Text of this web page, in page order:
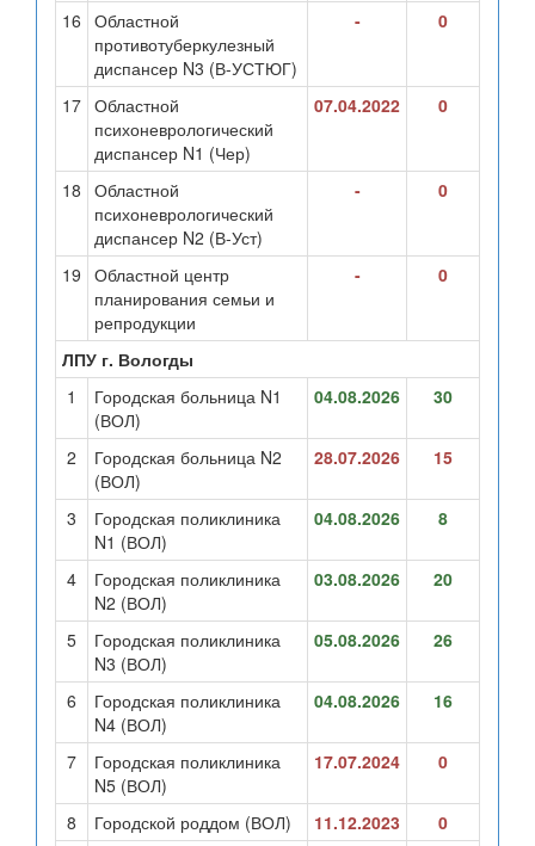
16 Областной
противотуберкулезный
диспансер N3 (В-УСТЮГ)
- 0
17 Областной
психоневрологический
диспансер N1 (Чер)
07.04.2022 0
18 Областной
психоневрологический
диспансер N2 (В-Уст)
- 0
19 Областной центр
планирования семьи и
репродукции
- 0
ЛПУ г. Вологды
1
Городская больница N1
(ВОЛ)
04.08.2026 30
2
Городская больница N2
(ВОЛ)
28.07.2026 15
3
Городская поликлиника
N1 (ВОЛ)
04.08.2026 8
4
Городская поликлиника
N2 (ВОЛ)
03.08.2026 20
5
Городская поликлиника
N3 (ВОЛ)
05.08.2026 26
6
Городская поликлиника
N4 (ВОЛ)
04.08.2026 16
7
Городская поликлиника
N5 (ВОЛ)
17.07.2024 0
8 Городской роддом (ВОЛ) 11.12.2023
0